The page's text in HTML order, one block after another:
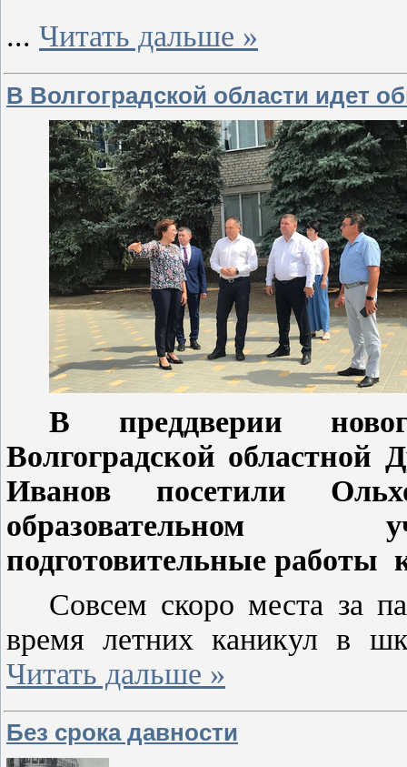
... Читать дальше »
В Волгоградской области идет
В преддверии
Волгоградской
Иванов посетили
образовательном
подготовительные работы
Совсем скоро места за
время летних каникул в
Читать дальше »
Без срока давности